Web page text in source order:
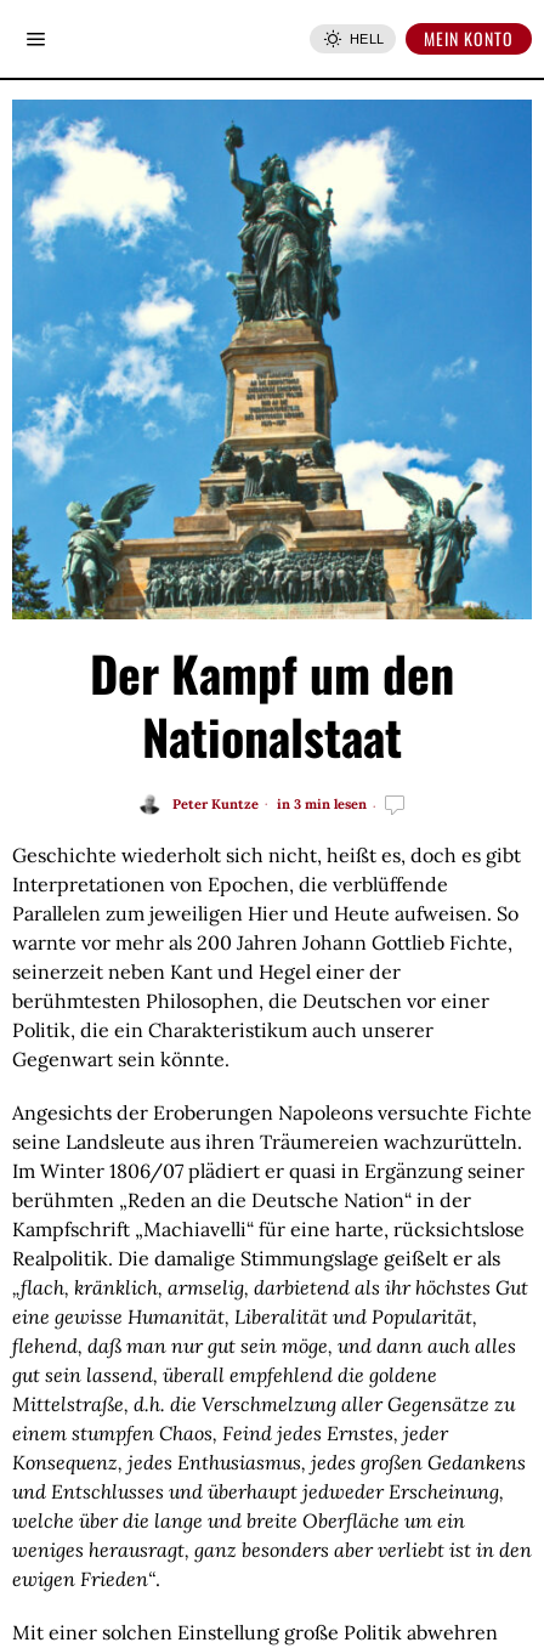
HELL MEIN KONTO
Der Kampf um den
Nationalstaat
Peter Kuntze in 3 min lesen
Geschichte wiederholt sich nicht, heißt es, doch es gibt
Interpretationen von Epochen, die verblüffende
Parallelen zum jeweiligen Hier und Heute aufweisen. So
warnte vor mehr als 200 Jahren Johann Gottlieb Fichte,
seinerzeit neben Kant und Hegel einer der
berühmtesten Philosophen, die Deutschen vor einer
Politik, die ein Charakteristikum auch unserer
Gegenwart sein könnte.
Angesichts der Eroberungen Napoleons versuchte Fichte
seine Landsleute aus ihren Träumereien wachzurütteln.
Im Winter 1806/07 plädiert er quasi in Ergänzung seiner
berühmten „Reden an die Deutsche Nation“ in der
Kampfschrift „Machiavelli“ für eine harte, rücksichtslose
Realpolitik. Die damalige Stimmungslage geißelt er als
„flach, kränklich, armselig, darbietend als ihr höchstes Gut
eine gewisse Humanität, Liberalität und Popularität,
flehend, daß man nur gut sein möge, und dann auch alles
gut sein lassend, überall empfehlend die goldene
Mittelstraße, d.h. die Verschmelzung aller Gegensätze zu
einem stumpfen Chaos, Feind jedes Ernstes, jeder
Konsequenz, jedes Enthusiasmus, jedes großen Gedankens
und Entschlusses und überhaupt jedweder Erscheinung,
welche über die lange und breite Oberfläche um ein
weniges herausragt, ganz besonders aber verliebt ist in den
ewigen Frieden“.
Mit einer solchen Einstellung große Politik abwehren